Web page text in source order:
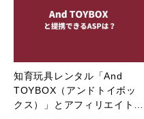
知育玩具レンタル「And
TOYBOX（アンドトイボッ
クス）」とアフィリエイト…